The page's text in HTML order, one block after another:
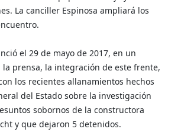
La canciller Espinosa ampliará los
el 29 de mayo de 2017, en un
la prensa, la integración de este frente,
los recientes allanamientos hechos
del Estado sobre la investigación
sobornos de la constructora
y que dejaron 5 detenidos.